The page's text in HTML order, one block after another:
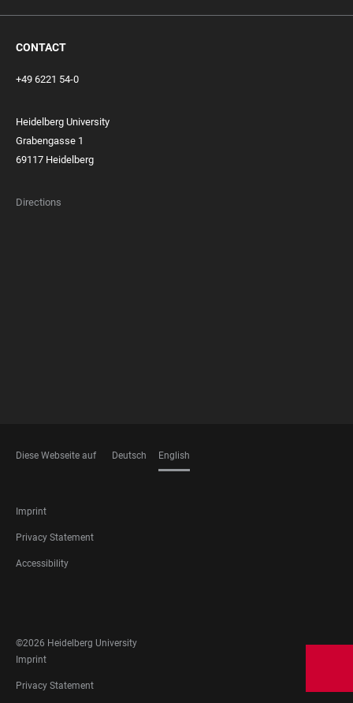
CONTACT
+49 6221 54-0
Heidelberg University
Grabengasse 1
69117 Heidelberg
Directions
Diese Webseite auf Deutsch English
FOOTER
LEGAL
Imprint
Privacy Statement
Accessibility
MEDIA
©2026 Heidelberg University
FOOTER
LEGAL
Imprint
Privacy Statement